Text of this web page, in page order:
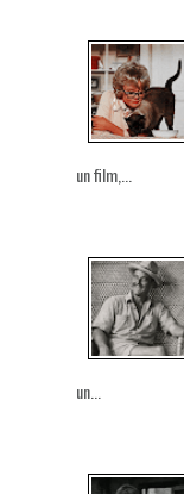
un film,...
un...